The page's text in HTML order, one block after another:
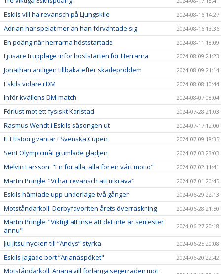
Eskils vill ha revansch på Ljungskile 2024-08-16 14:27
Adrian har spelat mer än han förväntade sig 2024-08-16 13:36
En poäng när herrarna höststartade 2024-08-11 18:09
Ljusare truppläge inför höststarten för Herrarna 2024-08-09 21:23
Jonathan äntligen tillbaka efter skadeproblem 2024-08-09 21:14
Eskils vidare i DM 2024-08-08 10:44
Inför kvällens DM-match 2024-08-07 08:04
Förlust mot ett fysiskt Karlstad 2024-07-28 21:03
Rasmus Wendt i Eskils säsongen ut 2024-07-17 12:00
IF Elfsborg väntar i Svenska Cupen 2024-07-09 18:35
Sent Olympicmål grumlade glädjen 2024-07-03 23:03
Melvin Larsson: "En för alla, alla för en vårt motto" 2024-07-02 11:41
Martin Pringle: ”Vi har revansch att utkräva" 2024-07-01 20:45
Eskils hämtade upp underläge två gånger 2024-06-29 22:13
Motståndarkoll: Derbyfavoriten årets överraskning 2024-06-28 21:50
Martin Pringle: ”Viktigt att inse att det inte är semester
ännu"
2024-06-27 20:18
Jiu jitsu nycken till ”Andys” styrka 2024-06-25 20:08
Eskils jagade bort ”Arianaspöket" 2024-06-20 22:42
Motståndarkoll: Ariana vill förlänga segerraden mot